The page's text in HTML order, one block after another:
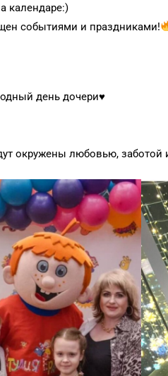
календаре:)
событиями и праздниками!
день дочери♥️
окружены любовью, заботой